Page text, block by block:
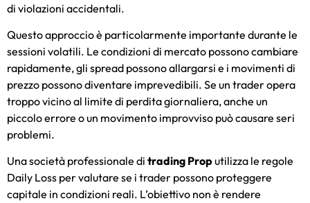
di violazioni accidentali.
Questo approccio è particolarmente importante durante le
sessioni volatili. Le condizioni di mercato possono cambiare
rapidamente, gli spread possono allargarsi e i movimenti di
prezzo possono diventare imprevedibili. Se un trader opera
troppo vicino al limite di perdita giornaliera, anche un
piccolo errore o un movimento improvviso può causare seri
problemi.
Una società professionale di trading Proputilizza le regole
Daily Loss per valutare se i trader possono proteggere
capitale in condizioni reali. L’obiettivo non è rendere